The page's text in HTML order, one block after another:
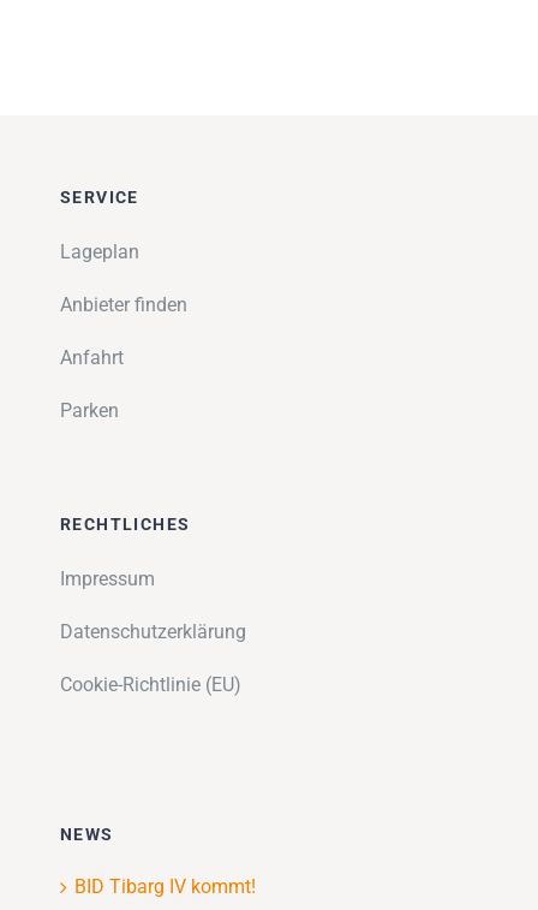
NACH:SERVICE
Lageplan
Anbieter finden
Anfahrt
Parken
RECHTLICHES
Impressum
Datenschutzerklärung
Cookie-Richtlinie (EU)
NEWS
BID Tibarg IV kommt!